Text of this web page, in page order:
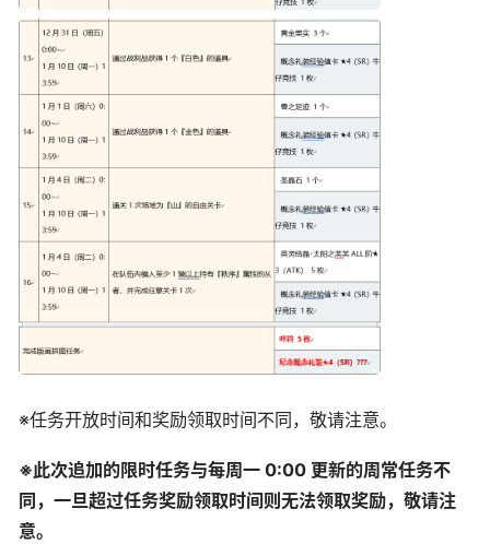
※任务开放时间和奖励领取时间不同，敬请注意。
※此次追加的限时任务与每周一 0:00 更新的周常任务不
同，一旦超过任务奖励领取时间则无法领取奖励，敬请注
意。